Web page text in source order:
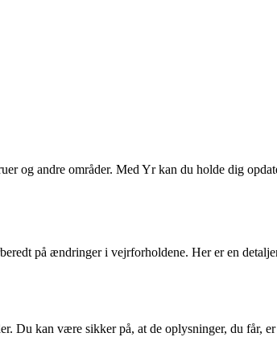
og andre områder. Med Yr kan du holde dig
på ændringer i vejrforholdene. Her er en
Du kan være sikker på, at de oplysninger, du får,